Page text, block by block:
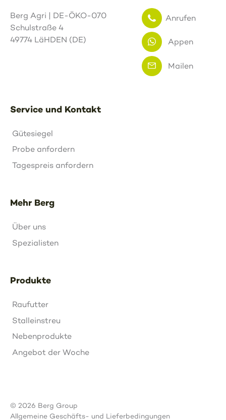
Service und Kontakt
Gütesiegel
Probe anfordern
Tagespreis anfordern
Mehr Berg
Über uns
Spezialisten
Produkte
Raufutter
Stalleinstreu
Nebenprodukte
Angebot der Woche
Berg Agri | DE-ÖKO-070
Schulstraße 4
49774 LäHDEN (DE)
Anrufen
Appen
Mailen
© 2026 Berg Group
Allgemeine Geschäfts- und Lieferbedingungen